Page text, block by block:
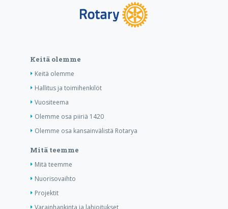
Keitä olemme
Keitä olemme
Hallitus ja toimihenkilöt
Vuositeema
Olemme osa piiriä 1420
Olemme osa kansainvälistä Rotarya
Mitä teemme
Mitä teemme
Nuorisovaihto
Projektit